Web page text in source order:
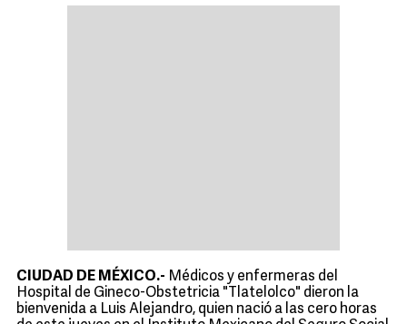
CIUDAD DE MÉXICO.- Médicos y enfermeras del
Hospital de Gineco-Obstetricia "Tlatelolco" dieron la
bienvenida a Luis Alejandro, quien nació a las cero horas